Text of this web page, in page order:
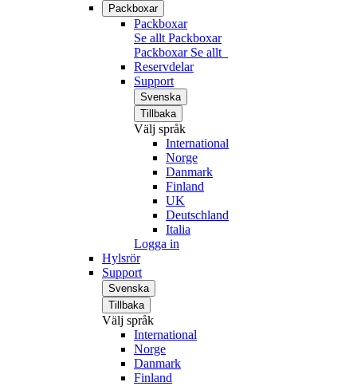
Packboxar
Packboxar
Se allt Packboxar
Packboxar Se allt
Reservdelar
Support
Svenska
Tillbaka
Välj språk
International
Norge
Danmark
Finland
UK
Deutschland
Italia
Logga in
Hylsrör
Support
Svenska
Tillbaka
Välj språk
International
Norge
Danmark
Finland